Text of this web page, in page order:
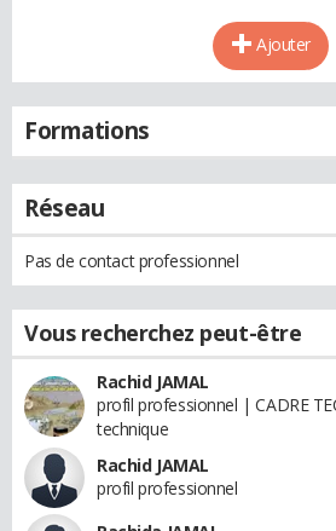
Ajouter
Formations
Réseau
Pas de contact professionnel
Vous recherchez peut-être
Rachid JAMAL
profil professionnel | CADRE
technique
Rachid JAMAL
profil professionnel